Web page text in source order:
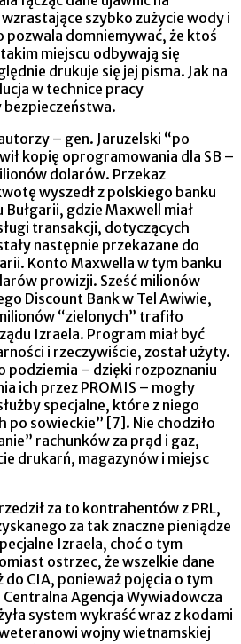
szybko zużycie wody i
pozwala domniemywać, że ktoś
miejscu odbywają się
drukuje się jej pisma. Jak na
w technice pracy
bezpieczeństwa.
– gen. Jaruzelski “po
kopię oprogramowania dla SB –
dolarów. Przekaz
wyszedł z polskiego banku
gdzie Maxwell miał
transakcji, dotyczących
następnie przekazane do
Konto Maxwella w tym banku
prowizji. Sześć milionów
Discount Bank w Tel Awiwie,
“zielonych” trafiło
Izraela. Program miał być
i rzeczywiście, został użyty.
podziemia – dzięki rozpoznaniu
ich przez PROMIS – mogły
specjalne, które z niego
po sowieckie” [7]. Nie chodziło
rachunków za prąd i gaz,
drukarń, magazynów i miejsc
za to kontrahentów z PRL,
za tak znaczne pieniądze
Izraela, choć o tym
ostrzec, że wszelkie dane
CIA, ponieważ pojęcia o tym
Centralna Agencja Wywiadowcza
system wykraść wraz z kodami
wojny wietnamskiej